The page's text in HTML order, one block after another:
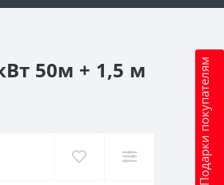
Подарки покупателям
50м + 1,5 м